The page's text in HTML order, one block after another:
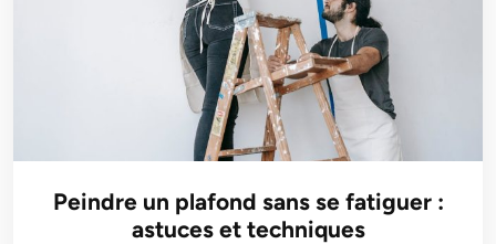
Peindre un plafond sans se fatiguer :
astuces et techniques